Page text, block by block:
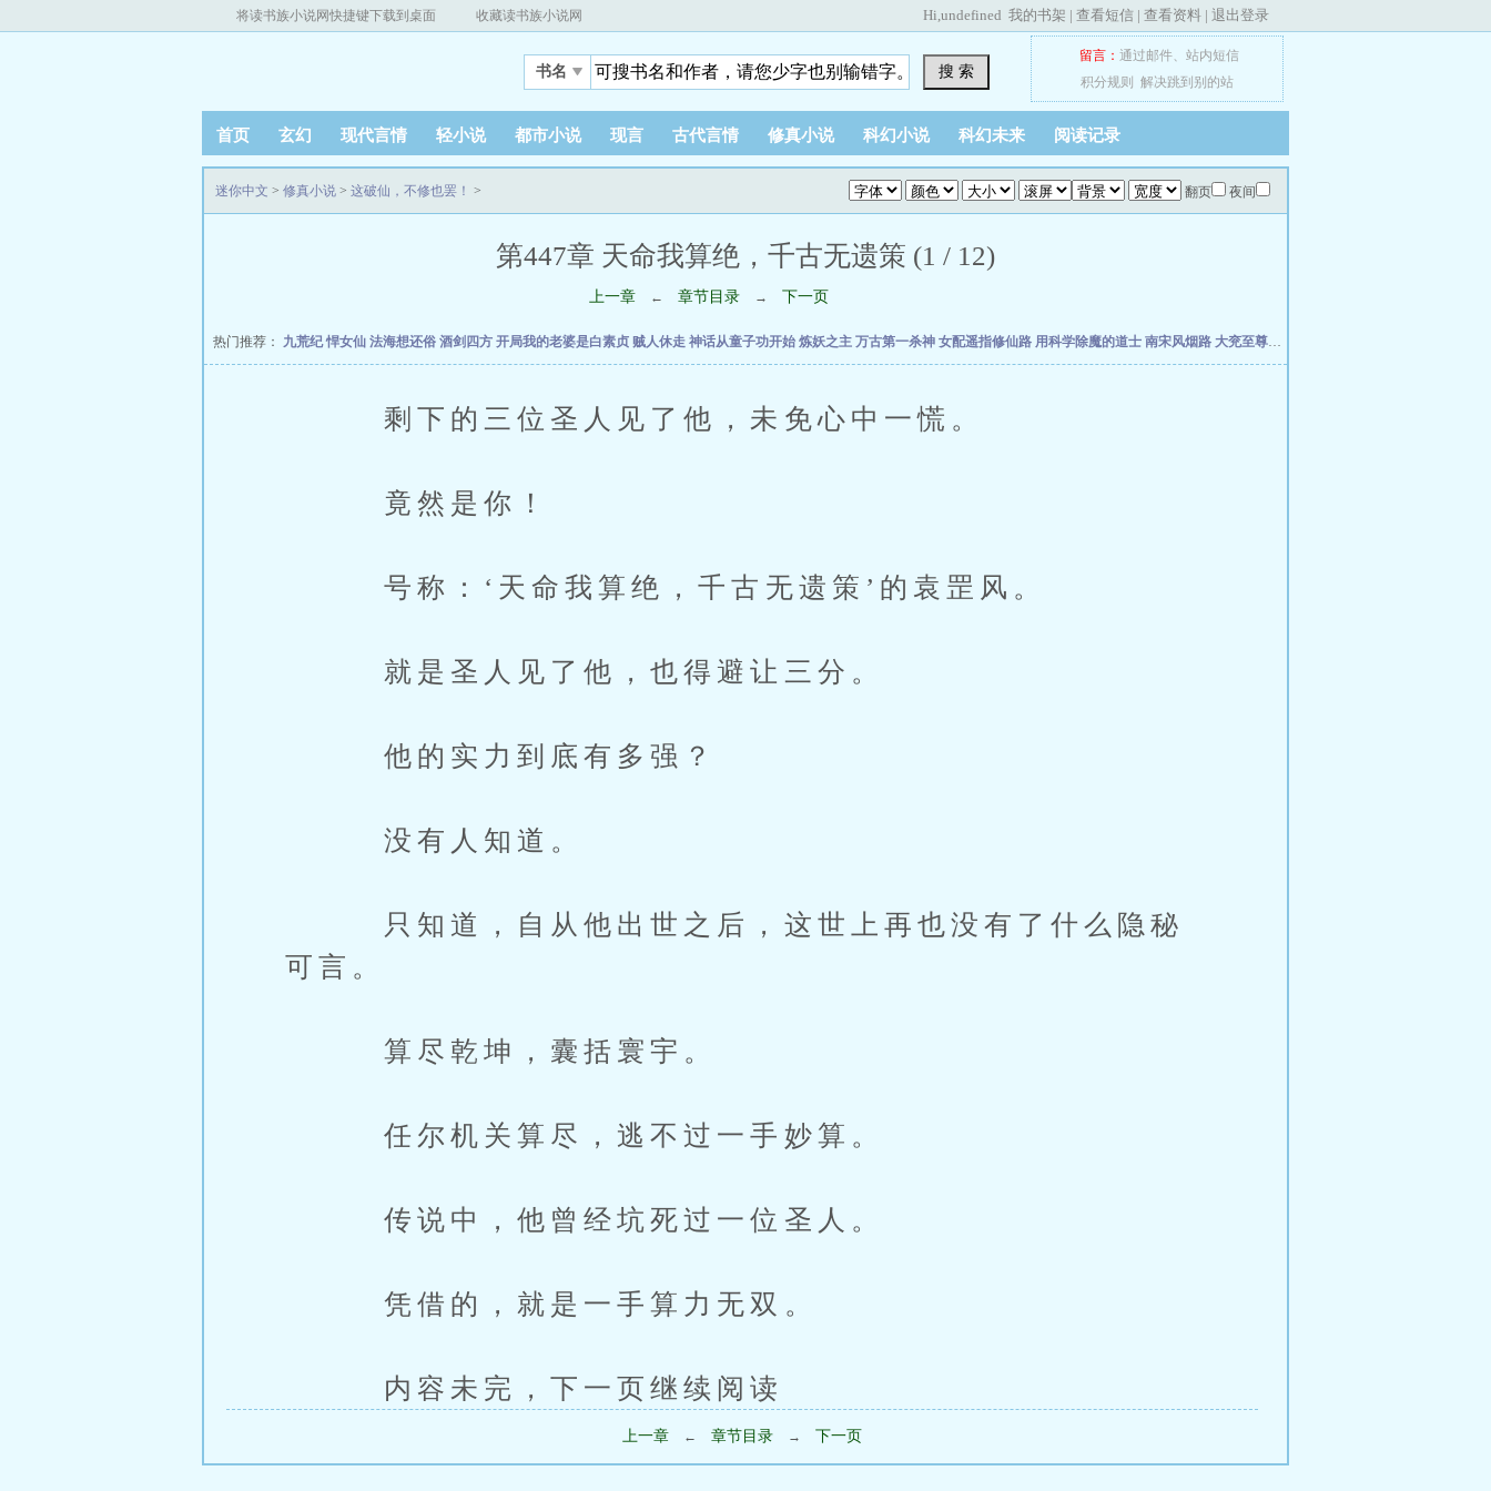
将读书族小说网快捷键下载到桌面 收藏读书族小说网 Hi,undefined 我的书架 | 查看短信 | 查看资料 | 退出登录
书名 搜 索
留言： 通过邮件、 站内短信
积分规则
解决跳到别的站
首页 玄幻 现代言情 轻小说 都市小说 现言 古代言情 修真小说 科幻小说 科幻未来 阅读记录
翻页 夜间
迷你中文 > 修真小说 > 这破仙，不修也罢！ >
第447章 天命我算绝，千古无遗策 (1 / 12)
上一章 ← 章节目录 → 下一页
热门推荐： 九荒纪悍女仙 法海想还俗 酒剑四方 开局我的老婆是白素贞 贼人休走 神话从童子功开始 炼妖之主 万古第一杀神 女配遥指修仙路 用科学除魔的道士 南宋风烟路 大兖至尊路
剩下的三位圣人见了他，未免心中一慌。
竟然是你！
号称：‘天命我算绝，千古无遗策’的袁罡风。
就是圣人见了他，也得避让三分。
他的实力到底有多强？
没有人知道。
只知道，自从他出世之后，这世上再也没有了什么隐秘
可言。
算尽乾坤，囊括寰宇。
任尔机关算尽，逃不过一手妙算。
传说中，他曾经坑死过一位圣人。
凭借的，就是一手算力无双。
内容未完，下一页继续阅读
上一章 ← 章节目录 → 下一页